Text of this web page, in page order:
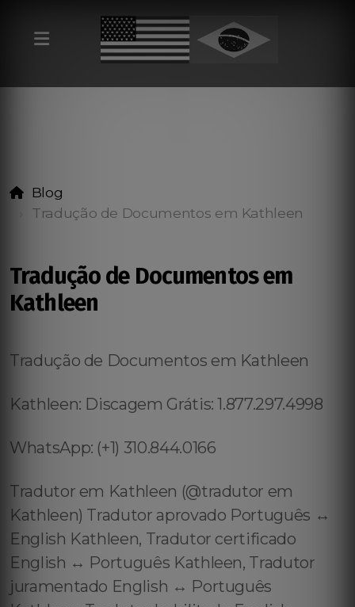
Blog
Tradução de Documentos em Kathleen
Tradução de Documentos em
Kathleen
Tradução de Documentos em Kathleen
Kathleen: Discagem Grátis: 1.877.297.4998
WhatsApp: (+1) 310.844.0166
Tradutor em Kathleen (@tradutor em
Kathleen) Tradutor aprovado Português ↔️
English Kathleen, Tradutor certificado
English ↔️ Português Kathleen, Tradutor
juramentado English ↔️ Português